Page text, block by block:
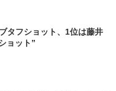
タフショット、1位は藤井
ョット”